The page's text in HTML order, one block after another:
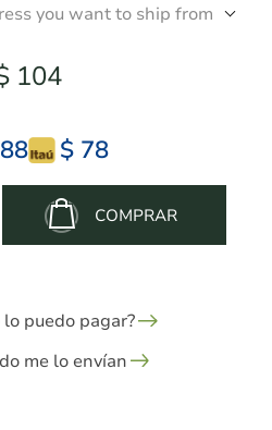
you want to ship from
104
$ 78
COMPRAR
lo puedo pagar?
me lo envían